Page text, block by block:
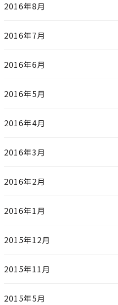
2016年8月
2016年7月
2016年6月
2016年5月
2016年4月
2016年3月
2016年2月
2016年1月
2015年12月
2015年11月
2015年5月